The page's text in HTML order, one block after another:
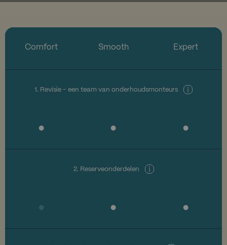
Comfort Smooth Expert
1. Revisie - een team van onderhoudsmonteurs
2. Reserveonderdelen